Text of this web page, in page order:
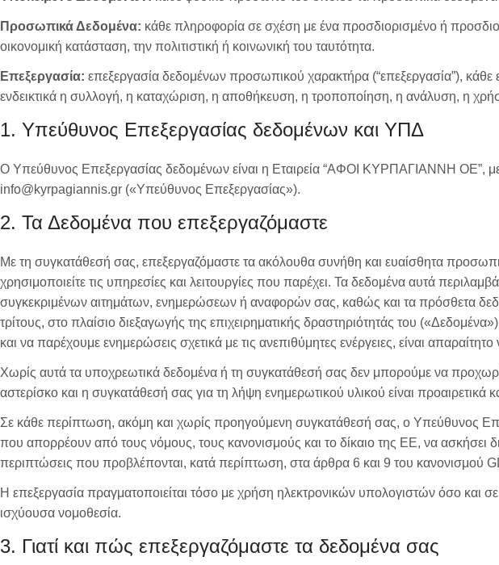
Προσωπικά Δεδομένα: κάθε πληροφορία σε σχέση με ένα προσδιορισμένο ή
οικονομική κατάσταση, την πολιτιστική ή κοινωνική του ταυτότητα.
Επεξεργασία: επεξεργασία δεδομένων προσωπικού χαρακτήρα (“επεξεργασία”),
ενδεικτικά η συλλογή, η καταχώριση, η αποθήκευση, η τροποποίηση, η ανάλυση, η
1. Υπεύθυνος Επεξεργασίας δεδομένων και ΥΠΔ
Ο Υπεύθυνος Επεξεργασίας δεδομένων είναι η Εταιρεία “ΑΦΟΙ ΚΥΡΠΑΓΙΑΝΝΗ
info@kyrpagiannis.gr («Υπεύθυνος Επεξεργασίας»).
2. Τα Δεδομένα που επεξεργαζόμαστε
Με τη συγκατάθεσή σας, επεξεργαζόμαστε τα ακόλουθα συνήθη και ευαίσθητα
χρησιμοποιείτε τις υπηρεσίες και λειτουργίες που παρέχει. Τα δεδομένα αυτά
συγκεκριμένων αιτημάτων, ενημερώσεων ή αναφορών σας, καθώς και τα πρόσθετα
τρίτους, στο πλαίσιο διεξαγωγής της επιχειρηματικής δραστηριότητάς του
και να παρέχουμε ενημερώσεις σχετικά με τις ανεπιθύμητες ενέργειες, είναι
Χωρίς αυτά τα υποχρεωτικά δεδομένα ή τη συγκατάθεσή σας δεν μπορούμε να
αστερίσκο και η συγκατάθεσή σας για τη λήψη ενημερωτικού υλικού είναι προαιρετικά
Σε κάθε περίπτωση, ακόμη και χωρίς προηγούμενη συγκατάθεσή σας, ο Υπεύθυνος
που απορρέουν από τους νόμους, τους κανονισμούς και το δίκαιο της ΕΕ, να ασκήσει
περιπτώσεις που προβλέπονται, κατά περίπτωση, στα άρθρα 6 και 9 του κανονισμού
Η επεξεργασία πραγματοποιείται τόσο με χρήση ηλεκτρονικών υπολογιστών όσο
ισχύουσα νομοθεσία.
3. Γιατί και πώς επεξεργαζόμαστε τα δεδομένα σας